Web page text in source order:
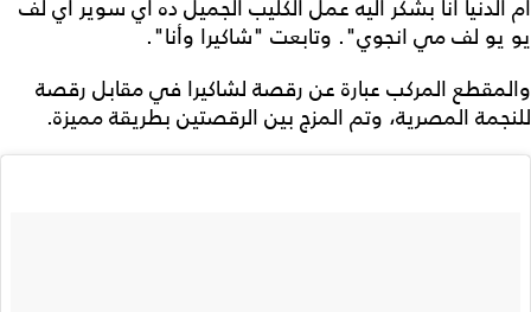
ام الدنيا انا بشكر اليه عمل الكليب الجميل ده اي سوير اي لف
يو يو لف مي انجوي". وتابعت "شاكيرا وأنا".
والمقطع المركب عبارة عن رقصة لشاكيرا في مقابل رقصة
للنجمة المصرية، وتم المزج بين الرقصتين بطريقة مميزة.